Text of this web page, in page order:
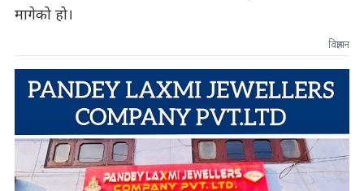
मागेको हो।
विज्ञापन